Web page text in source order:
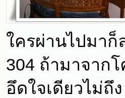
ใครผ่านไปมา
304 ถ้ามาจาก
อึดใจเดียวไม่ถึ